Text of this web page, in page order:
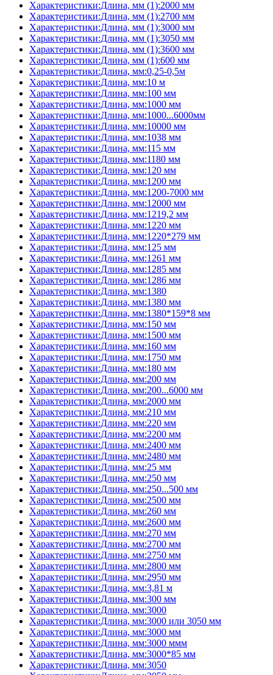
Характеристики:Длина, мм (1):2000 мм
Характеристики:Длина, мм (1):2700 мм
Характеристики:Длина, мм (1):3000 мм
Характеристики:Длина, мм (1):3050 мм
Характеристики:Длина, мм (1):3600 мм
Характеристики:Длина, мм (1):600 мм
Характеристики:Длина, мм:0,25-0,5м
Характеристики:Длина, мм:10 м
Характеристики:Длина, мм:100 мм
Характеристики:Длина, мм:1000 мм
Характеристики:Длина, мм:1000...6000мм
Характеристики:Длина, мм:10000 мм
Характеристики:Длина, мм:1038 мм
Характеристики:Длина, мм:115 мм
Характеристики:Длина, мм:1180 мм
Характеристики:Длина, мм:120 мм
Характеристики:Длина, мм:1200 мм
Характеристики:Длина, мм:1200-7000 мм
Характеристики:Длина, мм:12000 мм
Характеристики:Длина, мм:1219,2 мм
Характеристики:Длина, мм:1220 мм
Характеристики:Длина, мм:1220*279 мм
Характеристики:Длина, мм:125 мм
Характеристики:Длина, мм:1261 мм
Характеристики:Длина, мм:1285 мм
Характеристики:Длина, мм:1286 мм
Характеристики:Длина, мм:1380
Характеристики:Длина, мм:1380 мм
Характеристики:Длина, мм:1380*159*8 мм
Характеристики:Длина, мм:150 мм
Характеристики:Длина, мм:1500 мм
Характеристики:Длина, мм:160 мм
Характеристики:Длина, мм:1750 мм
Характеристики:Длина, мм:180 мм
Характеристики:Длина, мм:200 мм
Характеристики:Длина, мм:200...6000 мм
Характеристики:Длина, мм:2000 мм
Характеристики:Длина, мм:210 мм
Характеристики:Длина, мм:220 мм
Характеристики:Длина, мм:2200 мм
Характеристики:Длина, мм:2400 мм
Характеристики:Длина, мм:2480 мм
Характеристики:Длина, мм:25 мм
Характеристики:Длина, мм:250 мм
Характеристики:Длина, мм:250...500 мм
Характеристики:Длина, мм:2500 мм
Характеристики:Длина, мм:260 мм
Характеристики:Длина, мм:2600 мм
Характеристики:Длина, мм:270 мм
Характеристики:Длина, мм:2700 мм
Характеристики:Длина, мм:2750 мм
Характеристики:Длина, мм:2800 мм
Характеристики:Длина, мм:2950 мм
Характеристики:Длина, мм:3,81 м
Характеристики:Длина, мм:300 мм
Характеристики:Длина, мм:3000
Характеристики:Длина, мм:3000 или 3050 мм
Характеристики:Длина, мм:3000 мм
Характеристики:Длина, мм:3000 ммм
Характеристики:Длина, мм:3000*85 мм
Характеристики:Длина, мм:3050